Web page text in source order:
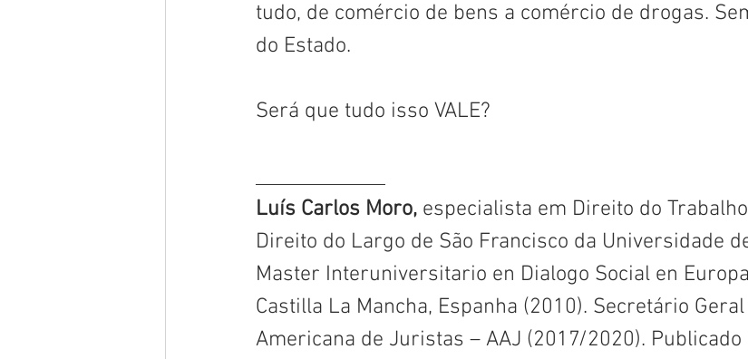
tudo, de comércio de bens a comércio de drogas.
do Estado.
Será que tudo isso VALE?
Luís Carlos Moro, especialista em Direito do
Direito do Largo de São Francisco da Universidade
Master Interuniversitario en Dialogo Social en
Castilla La Mancha, Espanha (2010). Secretário
Americana de Juristas – AAJ (2017/2020).